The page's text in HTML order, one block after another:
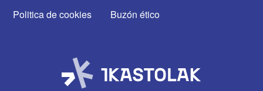
Politica de cookies
Buzón ético